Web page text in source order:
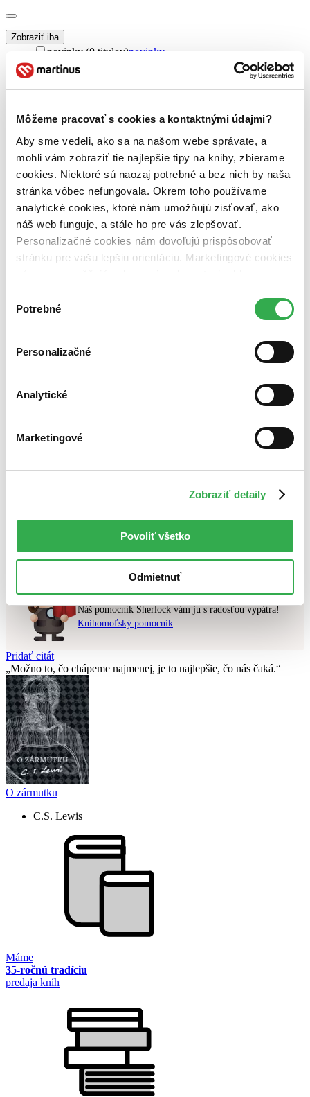
Môžeme pracovať s cookies a kontaktnými údajmi?
Aby sme vedeli, ako sa na našom webe správate, a
mohli vám zobraziť tie najlepšie tipy na knihy, zbierame
cookies. Niektoré sú naozaj potrebné a bez nich by naša
stránka vôbec nefungovala. Okrem toho používame
analytické cookies, ktoré nám umožňujú zisťovať, ako
náš web funguje, a stále ho pre vás zlepšovať.
Personalizačné cookies nám dovoľujú prispôsobovať
stránku pre vašu lepšiu orientáciu. Marketingové cookies
nám zas umožňujú zobrazenie relevantnej reklamy.
nám pomohlo, keby sme mohli používať všetky tieto
súhlasu
Potrebné
Personalizačné
Analytické
Marketingové
Zobraziť detaily
Povoliť všetko
Odmietnuť
Zobraziť iba
novinky (0 titulov)novinky
zľavnené tituly (0 titulov)
Dostupnosť
predpredaj (0 titulov)predpredaj
dostupná (bez vypredaných) (0 titulov)dostupná (bez
vypredaných)
nová (0 titulov)nová
čítaná (0 titulov)čítaná
čítaná - výborný stav (0 titulov)čítaná - výborný stav
čítaná - mierne opotrebovaná (0 titulov)čítaná - mierne
opotrebovaná
čítané verzie vypredaných kníh (0 titulov) čítané verzie
vypredaných kníh
Zúžiť výber
Bestsellery
Najdrahšie
Extra dlhé (8-12h)čítané verzie vypredaných kníh
vyhovujúci zadaným podmienkam.
Chcete poradiť knihu?
Náš pomocník Sherlock vám ju s radosťou vypátra!
Knihomoľský pomocník
Pridať citát
Možno to, čo chápeme najmenej, je to najlepšie, čo nás čaká.
O zármutku
C.S. Lewis
Máme
35-ročnú tradíciu
predaja kníh